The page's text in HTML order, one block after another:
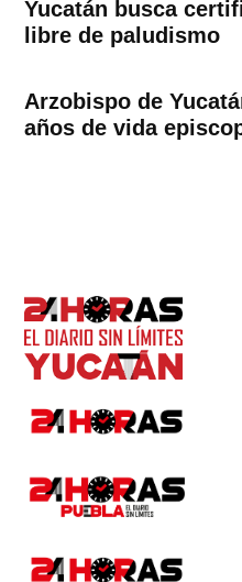
Yucatán busca
libre de paludismo
Arzobispo de
años de vida